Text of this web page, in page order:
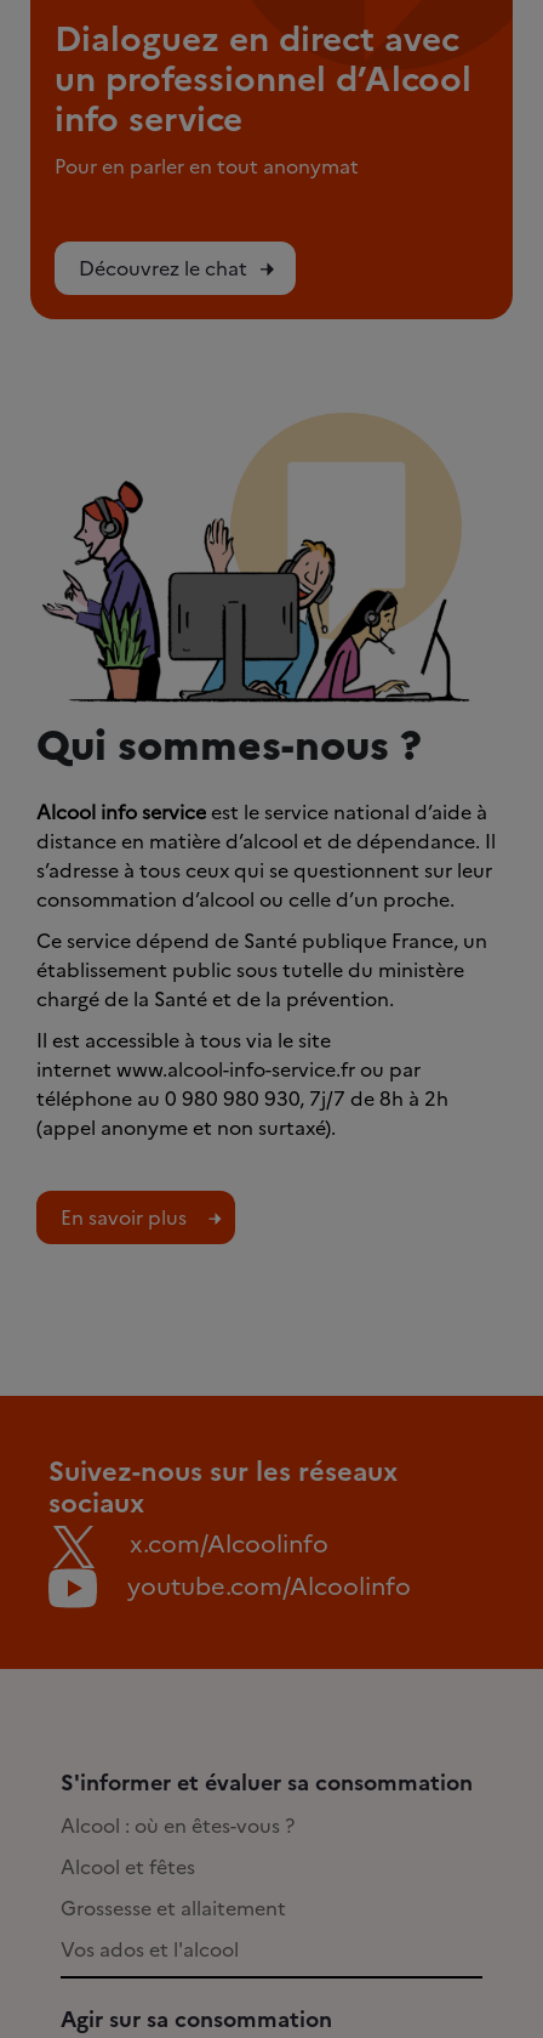
Dialoguez en direct avec
un professionnel d’Alcool
info service
Pour en parler en tout anonymat
Découvrez le chat
Qui sommes-nous ?
Alcool info service est le service national d’aide à
distance en matière d’alcool et de dépendance. Il
s’adresse à tous ceux qui se questionnent sur leur
consommation d’alcool ou celle d’un proche.
Ce service dépend de Santé publique France, un
établissement public sous tutelle du ministère
chargé de la Santé et de la prévention.
Il est accessible à tous via le site
internet www.alcool-info-service.fr ou par
téléphone au 0 980 980 930, 7j/7 de 8h à 2h
(appel anonyme et non surtaxé).
En savoir plus
Suivez-nous sur les réseaux
sociaux
x.com/Alcoolinfo
youtube.com/Alcoolinfo
S'informer et évaluer sa consommation
Alcool : où en êtes-vous ?
Alcool et fêtes
Grossesse et allaitement
Vos ados et l'alcool
Agir sur sa consommation